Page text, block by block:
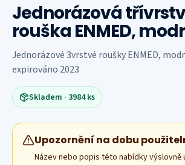
Jednorázová
rouška ENMED,
Jednorázové 3vrstvé roušky ENMED,
expirováno 2023
Skladem · 3984 ks
Upozornění na dobu
Název nebo popis této nabídky výslovně